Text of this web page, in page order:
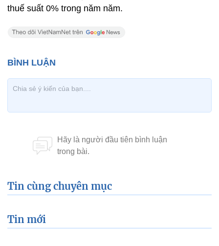
thuế suất 0% trong năm năm.
Tin cùng chuyên mục
Tin mới